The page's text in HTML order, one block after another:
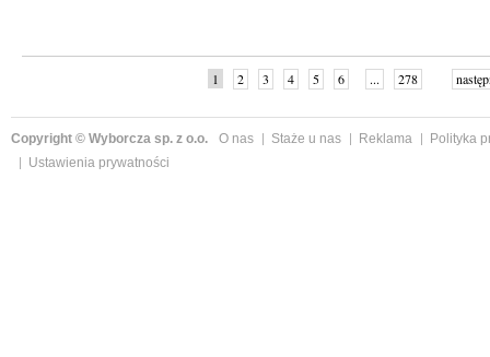
1 2 3 4 5 6 ... 278
Copyright © Wyborcza sp. z o.o. O nas Staże u nas Reklama
Polityka
Ustawienia prywatności